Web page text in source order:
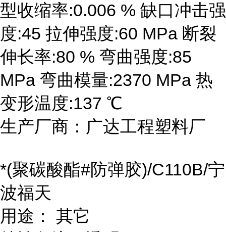
型收缩率:0.006 % 缺口冲击强
度:45 拉伸强度:60 MPa 断裂
伸长率:80 % 弯曲强度:85
MPa 弯曲模量:2370 MPa 热
变形温度:137 ℃
生产厂商：广达工程塑料厂
*(聚碳酸酯#防弹胶)/C110B/宁
波福天
用途： 其它